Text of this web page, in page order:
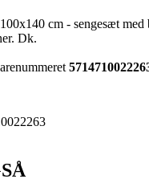
cm - sengesæt
Dk.